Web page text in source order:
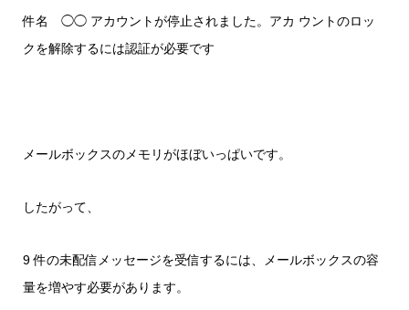
件名 ◯◯ アカウントが停止されました。アカ ウントのロッ
クを解除するには認証が必要です
メールボックスのメモリがほぼいっぱいです。
したがって、
9 件の未配信メッセージを受信するには、メールボックスの容
量を増やす必要があります。